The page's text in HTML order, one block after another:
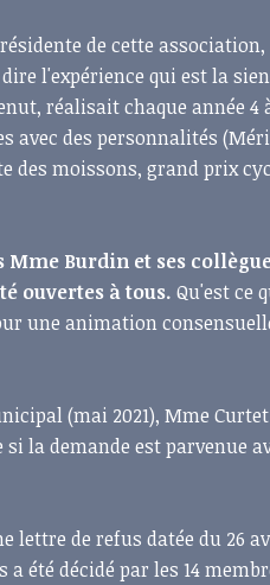
de cette association,
l'expérience qui est la
réalisait chaque année 4
avec des personnalités
des moissons, grand prix
Mme Burdin et ses
ouvertes à tous. Qu'est ce
une animation
(mai 2021), Mme
la demande est parvenue
lettre de refus datée du 26
été décidé par les 14